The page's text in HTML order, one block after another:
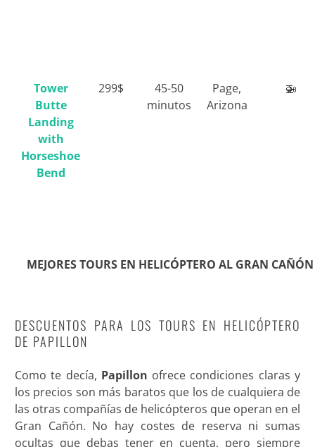
Tower
Butte
Landing
with
Horseshoe
Bend
299$
45-50
minutos
Page,
Arizona
🚁
MEJORES TOURS EN HELICÓPTERO AL GRAN
DESCUENTOS PARA LOS TOURS EN HELICÓPTERO
DE PAPILLON
Como te decía, Papillon ofrece condiciones claras y
los precios son más baratos que los de cualquiera de
las otras compañías de helicópteros que operan en el
Gran Cañón. No hay costes de reserva ni sumas
ocultas que debas tener en cuenta, pero siempre